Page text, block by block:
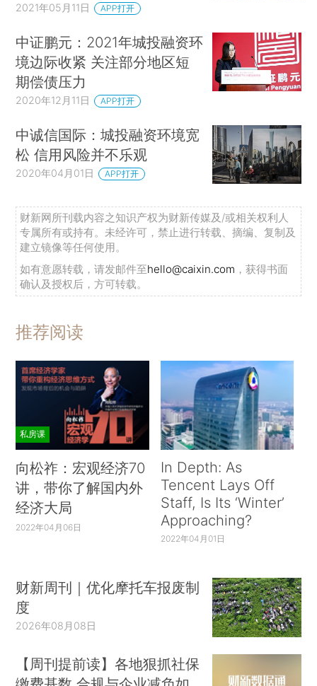
2021年05月11日 APP打开
中证鹏元：2021年城投融资环
境边际收紧 关注部分地区短
期偿债压力
2020年12月11日 APP打开
中诚信国际：城投融资环境宽
松 信用风险并不乐观
2020年04月01日 APP打开
财新网所刊载内容之知识产权为财新传媒及/或相关权利人
专属所有或持有。未经许可，禁止进行转载、摘编、复制及
建立镜像等任何使用。
如有意愿转载，请发邮件至hello@caixin.com ，获得书面
确认及授权后，方可转载。
推荐阅读
私房课
向松祚：宏观经济70
讲，带你了解国内外
经济大局
2022年04月06日
In Depth: As
Tencent Lays Off
Staff, Is Its ‘Winter’
Approaching?
2022年04月01日
财新周刊｜优化摩托车报废制
度
2026年08月08日
【周刊提前读】各地狠抓社保